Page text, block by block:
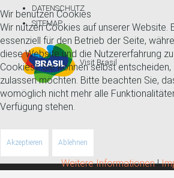
DATENSCHUTZ
SITEMAP
Visit Brasil
Wir benutzen Cookies
Wir nutzen Cookies auf unserer Website.
essenziell für den Betrieb der Seite,
diese Website und die Nutzererfahrung
Cookies). Sie können selbst
zulassen möchten. Bitte beachten Sie,
womöglich nicht mehr alle
Verfügung stehen.
Akzeptieren Ablehnen
Weitere Informationen|